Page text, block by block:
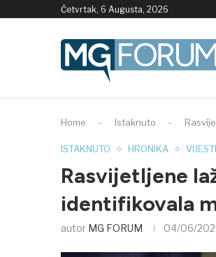
Četvrtak, 6 Augusta, 2026
Home - Istaknuto -
ISTAKNUTO HRONIKA VIJESTI
Rasvijetljene
identifikovala
autor MG FORUM 04/06/